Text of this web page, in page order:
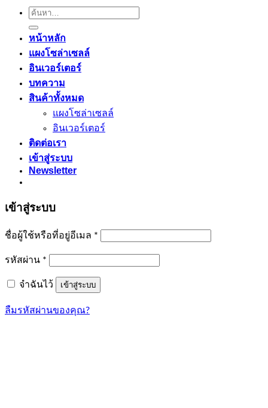
ค้นหา:
หน้าหลัก
แผงโซล่าเซลล์
อินเวอร์เตอร์
บทความ
สินค้าทั้งหมด
แผงโซล่าเซลล์
อินเวอร์เตอร์
ติดต่อเรา
เข้าสู่ระบบ
Newsletter
เข้าสู่ระบบ
ชื่อผู้ใช้หรือที่อยู่อีเมล *
รหัสผ่าน *
จำฉันไว้ เข้าสู่ระบบ
ลืมรหัสผ่านของคุณ?